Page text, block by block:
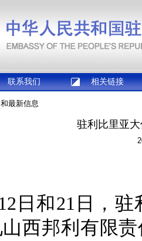
联系我们 相关链接
最新信息
驻利比里亚
日和21日，
西邦利有限